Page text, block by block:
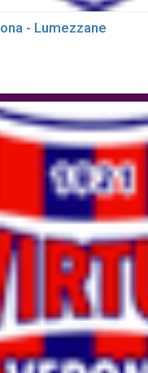
- Lumezzane